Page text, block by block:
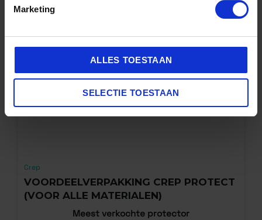
Marketing
ALLES TOESTAAN
SELECTIE TOESTAAN
Crep
VOORDEELVERPAKKING CREP PROTECT
(VOOR ALLE MATERIALEN)
Meest verkochte protector